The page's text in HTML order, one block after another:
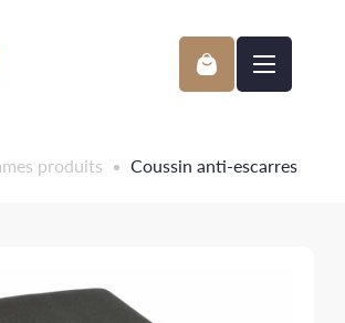
produits Coussin anti-escarres